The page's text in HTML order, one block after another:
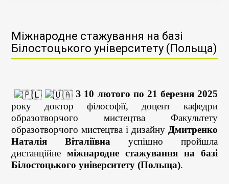
Міжнародне стажування на базі
Білостоцького університету (Польща)
З 10 лютого по 21 березня 2025
року доктор філософії, доцент кафедри
образотворчого мистецтва Факультету
образотворчого мистецтва і дизайну Дмитренко
Наталія Віталіївна успішно пройшла
дистанційне міжнародне стажування на базі
Білостоцького університету (Польща).